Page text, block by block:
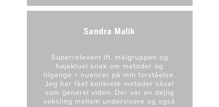
Sandra Malik
Superrelevant ift. målgruppen og
højaktuel snak om metoder og
tilgange + nuancer på min forståelse.
Jeg har fået konkrete metoder såvel
som generel viden. Der var en dejlig
veksling mellem undervisere og også